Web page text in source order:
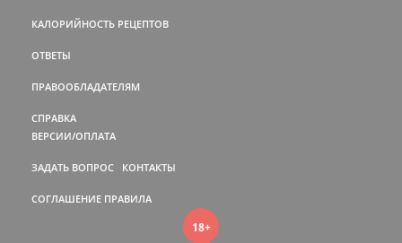
КАЛОРИЙНОСТЬ РЕЦЕПТОВ
ОТВЕТЫ
ПРАВООБЛАДАТЕЛЯМ
СПРАВКА
ВЕРСИИ/ОПЛАТА
ЗАДАТЬ ВОПРОС КОНТАКТЫ
СОГЛАШЕНИЕ ПРАВИЛА
18+